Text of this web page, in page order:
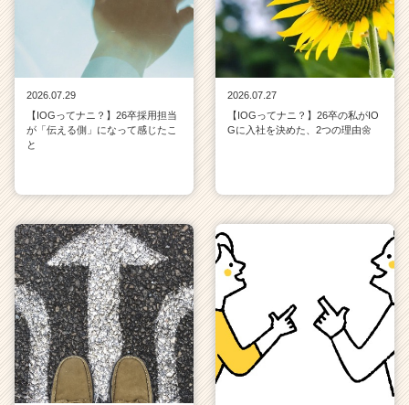
2026.07.29
【IOGってナニ？】26卒採用担当
が「伝える側」になって感じたこ
と
2026.07.27
【IOGってナニ？】26卒の私がIO
Gに入社を決めた、2つの理由🌼